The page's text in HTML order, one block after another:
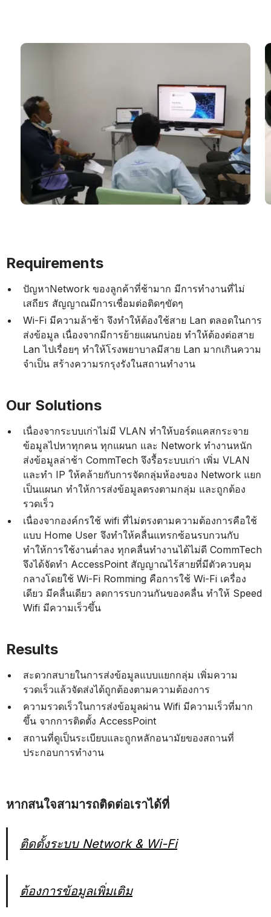
Requirements
ปัญหาNetwork ของลูกค้าที่ช้ามาก มีการทำงานที่ไม่
เสถียร สัญญาณมีการเชื่อมต่อติดๆขัดๆ
Wi-Fi มีความล้าช้า จึงทำให้ต้องใช้สาย Lan ตลอดในการ
ส่งข้อมูล เนื่องจากมีการย้ายแผนกบ่อย ทำให้ต้องต่อสาย
Lan ไปเรื่อยๆ ทำให้โรงพยาบาลมีสาย Lan มากเกินความ
จำเป็น สร้างความรกรุงรังในสถานทำงาน
Our Solutions
เนื่องจากระบบเก่าไม่มี VLAN ทำให้บอร์ดแคสกระจาย
ข้อมูลไปหาทุกคน ทุกแผนก และ Network ทำงานหนัก
ส่งข้อมูลล่าช้า CommTech จึงรื้อระบบเก่า เพิ่ม VLAN
และทำ IP ให้คล้ายกับการจัดกลุ่มห้องของ Network แยก
เป็นแผนก ทำให้การส่งข้อมูลตรงตามกลุ่ม และถูกต้อง
รวดเร็ว
เนื่องจากองค์กรใช้ wifi ที่ไม่ตรงตามความต้องการคือใช้
แบบ Home User จึงทำให้คลื่นแทรกซ้อนรบกวนกับ
ทำให้การใช้งานต่ำลง ทุกคลื่นทำงานได้ไม่ดี CommTech
จึงได้จัดทำ AccessPoint สัญญาณไร้สายที่มีตัวควบคุม
กลางโดยใช้ Wi-Fi Romming คือการใช้ Wi-Fi เครื่อง
เดียว มีคลื่นเดียว ลดการรบกวนกันของคลื่น ทำให้ Speed
Wifi มีความเร็วขึ้น
Results
สะดวกสบายในการส่งข้อมูลแบบแยกกลุ่ม เพิ่มความ
รวดเร็วแล้วจัดส่งได้ถูกต้องตามความต้องการ
ความรวดเร็วในการส่งข้อมูลผ่าน Wifi มีความเร็วที่มาก
ขึ้น จากการติดตั้ง AccessPoint
สถานที่ดูเป็นระเบียบและถูกหลักอนามัยของสถานที่
ประกอบการทำงาน
หากสนใจสามารถติดต่อเราได้ที่
ติดตั้งระบบ Network & Wi-Fi
ต้องการข้อมูลเพิ่มเติม